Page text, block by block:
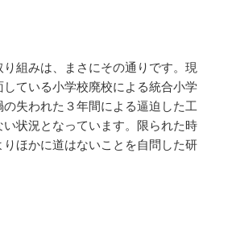
組みは、まさにその通りです。現
ている小学校廃校による統合小学
失われた３年間による逼迫した工
状況となっています。限られた時
ほかに道はないことを自問した研